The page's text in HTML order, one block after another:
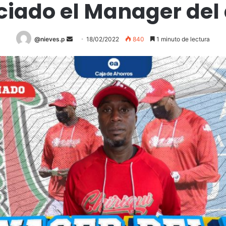
el Manager del
@nieves.p
n
d
a
n
e
m
a
i
l
18/02/2022 840 1 minuto de lectura